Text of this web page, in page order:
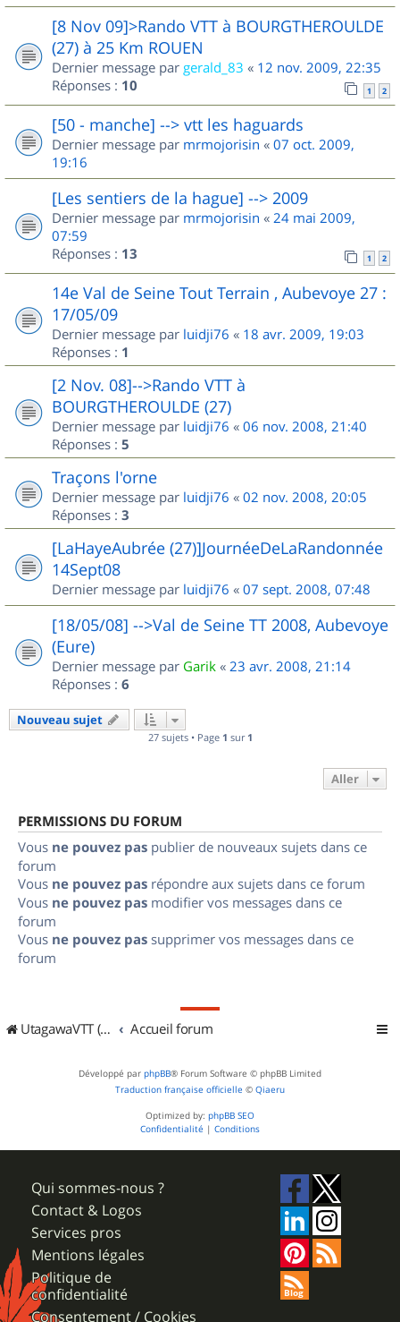
[8 Nov 09]>Rando VTT à BOURGTHEROULDE
(27) à 25 Km ROUEN
Dernier message par gerald_83 « 12 nov. 2009, 22:35
Réponses : 10 1 2
[50 - manche] --> vtt les haguards
Dernier message par mrmojorisin « 07 oct. 2009,
19:16
[Les sentiers de la hague] --> 2009
Dernier message par mrmojorisin « 24 mai 2009,
07:59
Réponses : 13 1 2
14e Val de Seine Tout Terrain , Aubevoye 27 :
17/05/09
Dernier message par luidji76 « 18 avr. 2009, 19:03
Réponses : 1
[2 Nov. 08]-->Rando VTT à
BOURGTHEROULDE (27)
Dernier message par luidji76 « 06 nov. 2008, 21:40
Réponses : 5
Traçons l'orne
Dernier message par luidji76 « 02 nov. 2008, 20:05
Réponses : 3
[LaHayeAubrée (27)]JournéeDeLaRandonnée
14Sept08
Dernier message par luidji76 « 07 sept. 2008, 07:48
[18/05/08] -->Val de Seine TT 2008, Aubevoye
(Eure)
Dernier message par Garik « 23 avr. 2008, 21:14
Réponses : 6
Nouveau sujet
27 sujets • Page 1 sur 1
Aller
PERMISSIONS DU FORUM
Vous ne pouvez pas publier de nouveaux sujets dans ce
forum
Vous ne pouvez pas répondre aux sujets dans ce forum
Vous ne pouvez pas modifier vos messages dans ce
forum
Vous ne pouvez pas supprimer vos messages dans ce
forum
UtagawaVTT (Randos VTT et VTTAE avec traces GPS) Accueil forum
Développé par phpBB® Forum Software © phpBB Limited
Traduction française officielle © Qiaeru
Optimized by: phpBB SEO
Confidentialité | Conditions
Qui sommes-nous ?
Contact & Logos
Services pros
Mentions légales
Politique de
confidentialité
Consentement / Cookies